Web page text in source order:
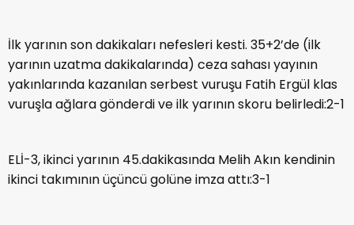
İlk yarının son dakikaları nefesleri kesti. 35+2’de (ilk
yarının uzatma dakikalarında) ceza sahası yayının
yakınlarında kazanılan serbest vuruşu Fatih Ergül klas
vuruşla ağlara gönderdi ve ilk yarının skoru belirledi:2-1
ELİ-3, ikinci yarının 45.dakikasında Melih Akın kendinin
ikinci takımının üçüncü golüne imza attı:3-1